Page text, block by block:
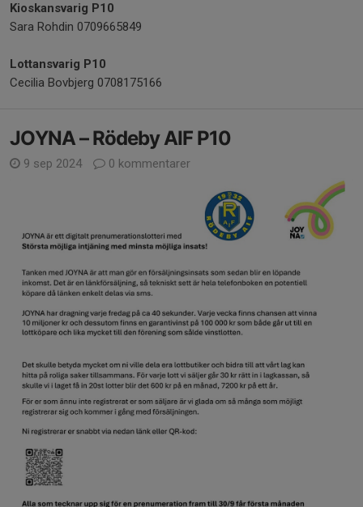
Kioskansvarig P10
Sara Rohdin 0709665849
Lottansvarig P10
Cecilia Bovbjerg 0708175166
JOYNA – Rödeby AIF P10
9 sep 2024 0 kommentarer